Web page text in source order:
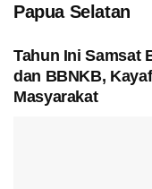
Papua Selatan
Tahun Ini Samsat
dan BBNKB,
Masyarakat